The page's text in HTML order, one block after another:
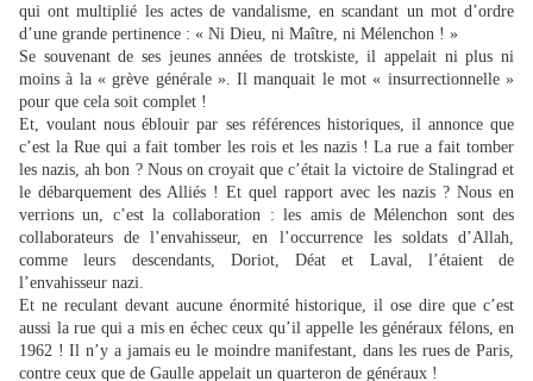
qui ont multiplié les actes de vandalisme, en scandant un mot d’ordre
d’une grande pertinence : « Ni Dieu, ni Maître, ni Mélenchon ! »
Se souvenant de ses jeunes années de trotskiste, il appelait ni plus ni
moins à la « grève générale ». Il manquait le mot « insurrectionnelle »
pour que cela soit complet !
Et, voulant nous éblouir par ses références historiques, il annonce que
c’est la Rue qui a fait tomber les rois et les nazis ! La rue a fait tomber
les nazis, ah bon ? Nous on croyait que c’était la victoire de Stalingrad et
le débarquement des Alliés ! Et quel rapport avec les nazis ? Nous en
verrions un, c’est la collaboration : les amis de Mélenchon sont des
collaborateurs de l’envahisseur, en l’occurrence les soldats d’Allah,
comme leurs descendants, Doriot, Déat et Laval, l’étaient de
l’envahisseur nazi.
Et ne reculant devant aucune énormité historique, il ose dire que c’est
aussi la rue qui a mis en échec ceux qu’il appelle les généraux félons, en
1962 ! Il n’y a jamais eu le moindre manifestant, dans les rues de Paris,
contre ceux que de Gaulle appelait un quarteron de généraux !